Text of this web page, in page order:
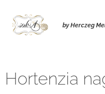
by Herczeg
Hortenzia